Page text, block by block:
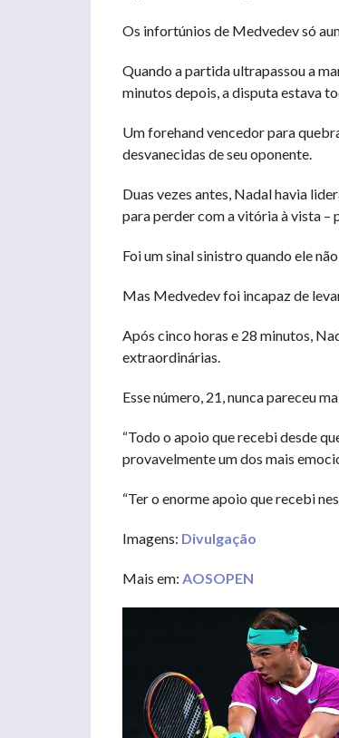
Os infortúnios de Medvedev só
Quando a partida ultrapassou a
minutos depois, a disputa estava
Um forehand vencedor para
desvanecidas de seu oponente.
Duas vezes antes, Nadal havia
para perder com a vitória à vista –
Foi um sinal sinistro quando ele
Mas Medvedev foi incapaz de
Após cinco horas e 28 minutos,
extraordinárias.
Esse número, 21, nunca pareceu
“Todo o apoio que recebi desde
provavelmente um dos mais
“Ter o enorme apoio que recebi
Imagens: Divulgação
Mais em: AOSOPEN